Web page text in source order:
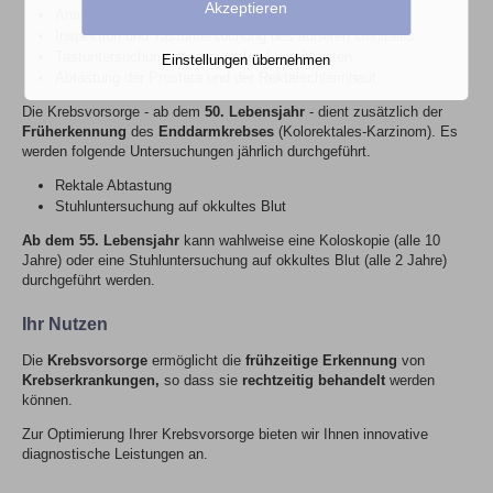
Inspektion und Tastuntersuchung des äußeren Genitales
Tastuntersuchung der regionalen Lymphknoten
Die Krebsvorsorge - ab dem 50. Lebensjahr - dient zusätzlich der
Früherkennung des Enddarmkrebses (Kolorektales-Karzinom). Es
werden folgende Untersuchungen jährlich durchgeführt.
Rektale Abtastung
Stuhluntersuchung auf okkultes Blut
Ab dem 55. Lebensjahr kann wahlweise eine Koloskopie (alle 10
Jahre) oder eine Stuhluntersuchung auf okkultes Blut (alle 2 Jahre)
durchgeführt werden.
Ihr Nutzen
Die Krebsvorsorge ermöglicht die frühzeitige Erkennung von
Krebserkrankungen, so dass sie rechtzeitig behandelt werden
können.
Zur Optimierung Ihrer Krebsvorsorge bieten wir Ihnen innovative
diagnostische Leistungen an.
Akzeptieren
Einstellungen übernehmen